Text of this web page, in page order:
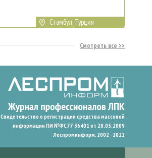
Стамбул, Турция
Смотреть все
Свидетельство о регистрации средства массовой
информации ПИ №ФС77-36401 от 28.05.2009
Леспроминформ. 2002 - 2022